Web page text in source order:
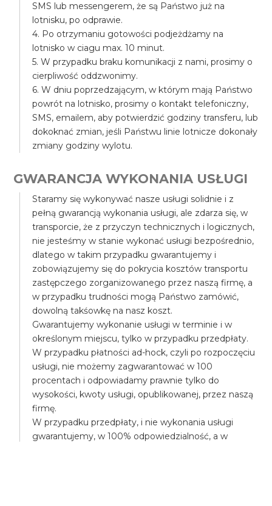
SMS lub messengerem, że są Państwo już na
lotnisku, po odprawie.
4. Po otrzymaniu gotowości podjeżdżamy na
lotnisko w ciagu max. 10 minut.
5. W przypadku braku komunikacji z nami, prosimy o
cierpliwość oddzwonimy.
6. W dniu poprzedzającym, w którym mają Państwo
powrót na lotnisko, prosimy o kontakt telefoniczny,
SMS, emailem, aby potwierdzić godziny transferu, lub
dokoknać zmian, jeśli Państwu linie lotnicze dokonały
zmiany godziny wylotu.
GWARANCJA WYKONANIA USŁUGI
Staramy się wykonywać nasze usługi solidnie i z
pełną gwarancją wykonania usługi, ale zdarza się, w
transporcie, że z przyczyn technicznych i logicznych,
nie jesteśmy w stanie wykonać usługi bezpośrednio,
dlatego w takim przypadku gwarantujemy i
zobowiązujemy się do pokrycia kosztów transportu
zastępczego zorganizowanego przez naszą firmę, a
w przypadku trudności mogą Państwo zamówić,
dowolną takśowkę na nasz koszt.
Gwarantujemy wykonanie usługi w terminie i w
określonym miejscu, tylko w przypadku przedpłaty.
W przypadku płatności ad-hock, czyli po rozpoczęciu
usługi, nie możemy zagwarantować w 100
procentach i odpowiadamy prawnie tylko do
wysokości, kwoty usługi, opublikowanej, przez naszą
firmę.
W przypadku przedpłaty, i nie wykonania usługi
gwarantujemy, w 100% odpowiedzialność, a w